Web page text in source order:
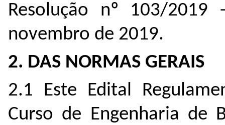
Resolução nº 103/
novembro de 2019.
2. DAS NORMAS GERAIS
2.1 Este Edital
Curso de Engenharia de